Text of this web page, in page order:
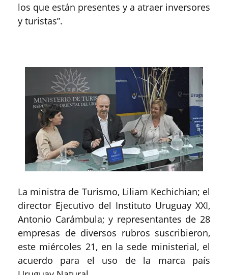
los que están presentes y a atraer inversores
y turistas”.
La ministra de Turismo, Liliam Kechichian; el
director Ejecutivo del Instituto Uruguay XXI,
Antonio Carámbula; y representantes de 28
empresas de diversos rubros suscribieron,
este miércoles 21, en la sede ministerial, el
acuerdo para el uso de la marca país